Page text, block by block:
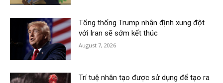
Tổng thống Trump nhận định xung đột
với Iran sẽ sớm kết thúc
August 7, 2026
Trí tuệ nhân tạo được sử dụng để tạo ra